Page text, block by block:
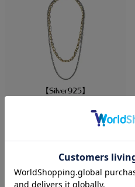
異なるカラーで魅せる、自由自在なスタ